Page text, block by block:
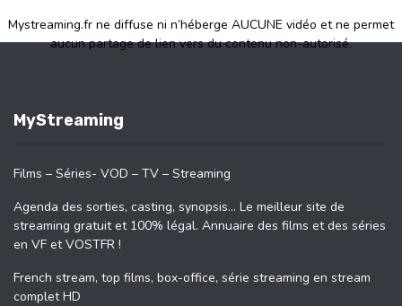
Mystreaming.fr ne diffuse ni n’héberge AUCUNE vidéo et ne permet
aucun partage de lien vers du contenu non-autorisé.
MyStreaming
Films – Séries- VOD – TV – Streaming
Agenda des sorties, casting, synopsis… Le meilleur site de
streaming gratuit et 100% légal. Annuaire des films et des séries
en VF et VOSTFR !
French stream, top films, box-office, série streaming en stream
complet HD